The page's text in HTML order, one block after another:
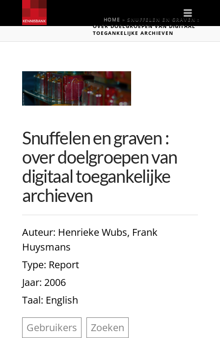
HOME » SNUFFELEN EN GRAVEN :
OVER DOELGROEPEN VAN DIGITAAL
TOEGANKELIJKE ARCHIEVEN
Snuffelen en graven :
over doelgroepen van
digitaal toegankelijke
archieven
Auteur: Henrieke Wubs, Frank
Huysmans
Type: Report
Jaar: 2006
Taal: English
Gebruikers Zoeken